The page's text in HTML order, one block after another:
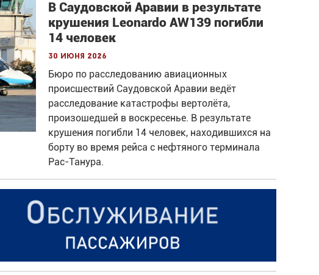
В Саудовской Аравии в результате
крушения Leonardo AW139 погибли
14 человек
30 июня 2026
Бюро по расследованию авиационных
происшествий Саудовской Аравии ведёт
расследование катастрофы вертолёта,
произошедшей в воскресенье. В результате
крушения погибли 14 человек, находившихся на
борту во время рейса с нефтяного терминала
Рас-Танура.